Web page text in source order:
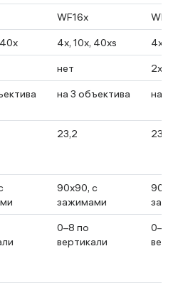
WF16x
4х, 10х, 40хs
4х,
нет
2x
на 3 объектива на
23,2 23,2
90x90, с
зажимами
0–8 по
вертикали